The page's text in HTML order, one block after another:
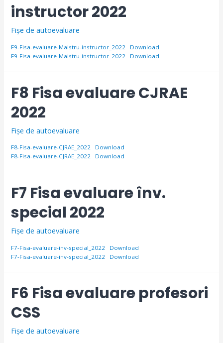
instructor 2022
Fișe de autoevaluare
F9-Fisa-evaluare-Maistru-instructor_2022
Download
F9-Fisa-evaluare-Maistru-instructor_2022
Download
F8 Fisa evaluare CJRAE
2022
Fișe de autoevaluare
F8-Fisa-evaluare-CJRAE_2022
Download
F8-Fisa-evaluare-CJRAE_2022
Download
F7 Fisa evaluare înv.
special 2022
Fișe de autoevaluare
F7-Fisa-evaluare-inv-special_2022
Download
F7-Fisa-evaluare-inv-special_2022
Download
F6 Fisa evaluare profesori
CSS
Fișe de autoevaluare